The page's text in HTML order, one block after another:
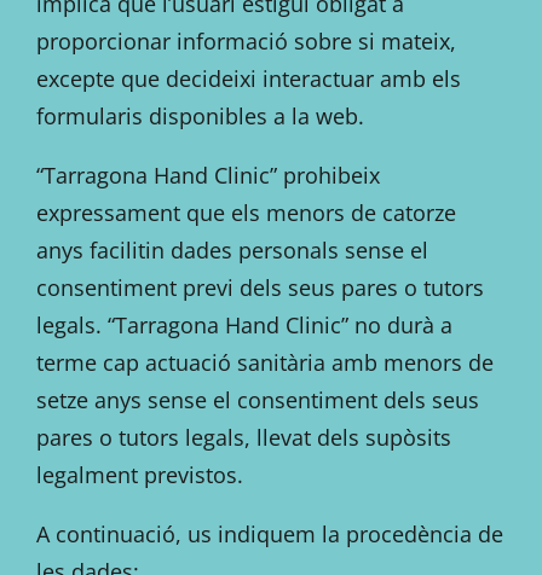
proporcionar informació sobre si mateix,
excepte que decideixi interactuar amb els
formularis disponibles a la web.
“Tarragona Hand Clinic” prohibeix
expressament que els menors de catorze
anys facilitin dades personals sense el
consentiment previ dels seus pares o tutors
legals. “Tarragona Hand Clinic” no durà a
terme cap actuació sanitària amb menors de
setze anys sense el consentiment dels seus
pares o tutors legals, llevat dels supòsits
legalment previstos.
A continuació, us indiquem la procedència de